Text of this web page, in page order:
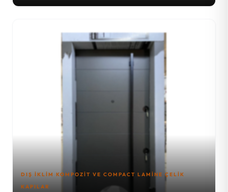
DIŞ İKLIM KOMPOZIT VE COMPACT LAMINE ÇELIK
KAPILAR